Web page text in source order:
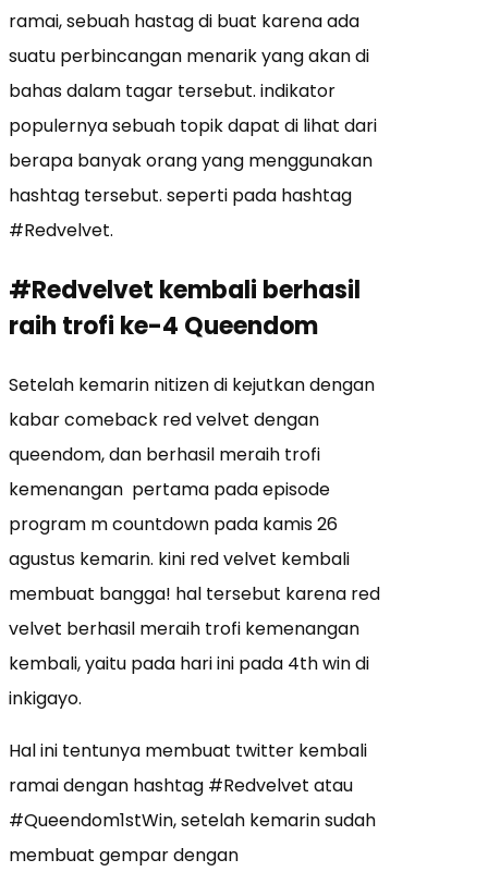
ramai, sebuah hastag di buat karena ada
suatu perbincangan menarik yang akan di
bahas dalam tagar tersebut. indikator
populernya sebuah topik dapat di lihat dari
berapa banyak orang yang menggunakan
hashtag tersebut. seperti pada hashtag
#Redvelvet.
#Redvelvet kembali berhasil
raih trofi ke-4 Queendom
Setelah kemarin nitizen di kejutkan dengan
kabar comeback red velvet dengan
queendom, dan berhasil meraih trofi
kemenangan pertama pada episode
program m countdown pada kamis 26
agustus kemarin. kini red velvet kembali
membuat bangga! hal tersebut karena red
velvet berhasil meraih trofi kemenangan
kembali, yaitu pada hari ini pada 4th win di
inkigayo.
Hal ini tentunya membuat twitter kembali
ramai dengan hashtag #Redvelvet atau
#Queendom1stWin, setelah kemarin sudah
membuat gempar dengan